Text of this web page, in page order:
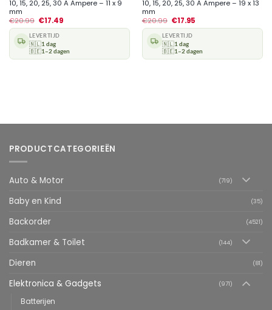
10, 15, 20, 25, 30 A Ampere – 11 x 9
mm
€20.99 €17.49
LEVERTIJD
🇳🇱1 dag
🇧🇪1–2 dagen
10, 15, 20, 25, 30 A Ampere – 19 x 13
mm
€20.99 €17.95
LEVERTIJD
🇳🇱1 dag
🇧🇪1–2 dagen
PRODUCTCATEGORIEËN
Auto & Motor (719)
Baby en Kind (35)
Backorder (4521)
Badkamer & Toilet (144)
Dieren (81)
Elektronica & Gadgets (971)
Batterijen